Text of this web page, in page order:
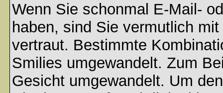
Wenn Sie schonmal E-Mail-
haben, sind Sie vermutlich
vertraut. Bestimmte
Smilies umgewandelt. Zum
Gesicht umgewandelt. Um